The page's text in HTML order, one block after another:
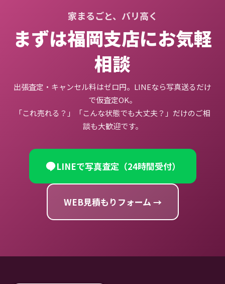
家まるごと、バリ高く
まずは福岡支店にお気軽
相談
出張査定・キャンセル料はゼロ円。LINEなら写真送るだけ
で仮査定OK。
「これ売れる？」「こんな状態でも大丈夫？」だけのご相
談も大歓迎です。
LINEで写真査定（24時間受付）
WEB見積もりフォーム →